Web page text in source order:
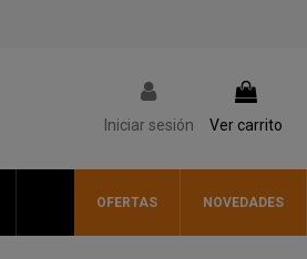
Iniciar sesión Ver carrito
OFERTAS NOVEDADES